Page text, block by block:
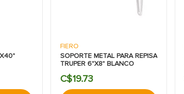
FIERO
SOPORTE METAL PARA REPISA
TRUPER 6"X8" BLANCO
C$19.73